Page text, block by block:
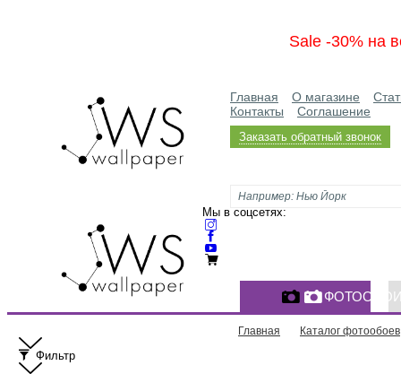
Sale -30% на
Главная О магазине
Контакты
Соглашение
Заказать обратный звонок
Мы в соцсетях:
Главная Каталог фотообоев
Фильтр